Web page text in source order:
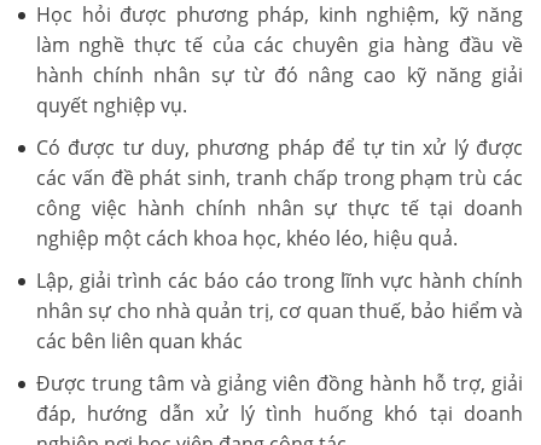
Học hỏi được phương pháp, kinh nghiệm, kỹ năng
làm nghề thực tế của các chuyên gia hàng đầu về
hành chính nhân sự từ đó nâng cao kỹ năng giải
quyết nghiệp vụ.
Có được tư duy, phương pháp để tự tin xử lý được
các vấn đề phát sinh, tranh chấp trong phạm trù các
công việc hành chính nhân sự thực tế tại doanh
nghiệp một cách khoa học, khéo léo, hiệu quả.
Lập, giải trình các báo cáo trong lĩnh vực hành chính
nhân sự cho nhà quản trị, cơ quan thuế, bảo hiểm và
các bên liên quan khác
Được trung tâm và giảng viên đồng hành hỗ trợ, giải
đáp, hướng dẫn xử lý tình huống khó tại doanh